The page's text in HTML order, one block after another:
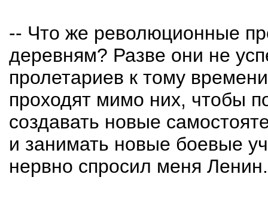
-- Что же революционные
деревням? Разве они не
пролетариев к тому
проходят мимо них, чтобы
создавать новые
и занимать новые боевые
нервно спросил меня Ленин.